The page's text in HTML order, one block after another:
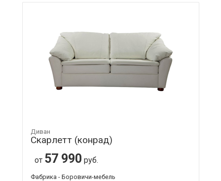
Диван
Скарлетт (конрад)
от 57 990 руб.
Фабрика - Боровичи-мебель